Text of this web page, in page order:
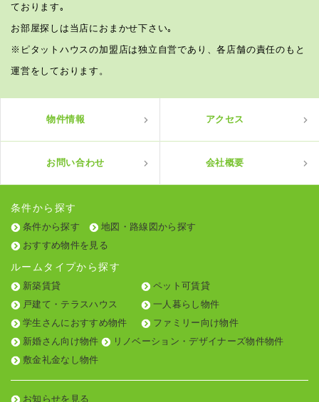
ております｡
お部屋探しは当店におまかせ下さい｡
※ピタットハウスの加盟店は独立自営であり、各店舗の責任のもと
運営をしております。
物件情報 アクセス
お問い合わせ 会社概要
条件から探す
条件から探す
地図・路線図から探す
おすすめ物件を見る
ルームタイプから探す
新築賃貸
ペット可賃貸
戸建て・テラスハウス
一人暮らし物件
学生さんにおすすめ物件
ファミリー向け物件
新婚さん向け物件
リノベーション・デザイナーズ物件物件
敷金礼金なし物件
お知らせを見る